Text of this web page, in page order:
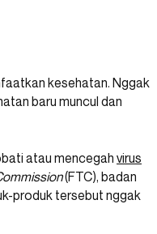
kesehatan. Nggak
baru muncul dan
atau mencegah virus
(FTC), badan
produk tersebut nggak